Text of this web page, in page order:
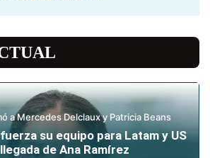
a Mercedes Delclaux y Patricia Beans
su equipo para Latam y US
de Ana Ramírez